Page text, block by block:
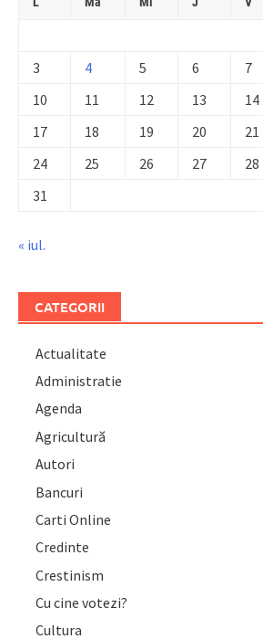
3
4 5 6 7
10
11 12 13 14
17
18 19 20 21
24
25 26 27 28
31
« iul.
CATEGORII
Actualitate
Administratie
Agenda
Agricultură
Autori
Bancuri
Carti Online
Credinte
Crestinism
Cu cine votezi?
Cultura